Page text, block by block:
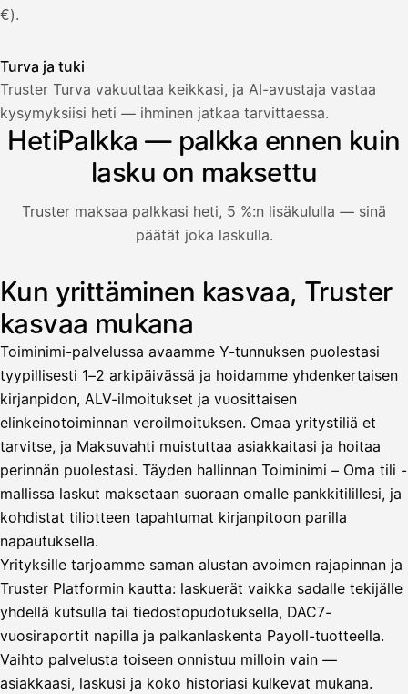
€).
Turva ja tuki
Truster Turva vakuuttaa keikkasi, ja AI-avustaja vastaa
kysymyksiisi heti — ihminen jatkaa tarvittaessa.
HetiPalkka — palkka ennen kuin
lasku on maksettu
Truster maksaa palkkasi heti, 5 %:n lisäkululla — sinä
päätät joka laskulla.
Kuvitus: käyttäjä nostaa palkan laskusta, jota asiakas ei
Palkka
Lasku · Acme Oy
Odottaa maksua
Nosta palkkaa
Bruttopalkka
Ennakonpidätys
HetiPalkka
Ennen laskun maksua
Vahvista
Palkka maksussa
Kun yrittäminen kasvaa, Truster
kasvaa mukana
Toiminimi-palvelussa avaamme Y-tunnuksen puolestasi
tyypillisesti 1–2 arkipäivässä ja hoidamme yhdenkertaisen
kirjanpidon, ALV-ilmoitukset ja vuosittaisen
elinkeinotoiminnan veroilmoituksen. Omaa yritystiliä et
tarvitse, ja Maksuvahti muistuttaa asiakkaitasi ja hoitaa
perinnän puolestasi. Täyden hallinnan Toiminimi – Oma tili -
mallissa laskut maksetaan suoraan omalle pankkitilillesi, ja
kohdistat tiliotteen tapahtumat kirjanpitoon parilla
napautuksella.
Yrityksille tarjoamme saman alustan avoimen rajapinnan ja
Truster Platformin kautta: laskuerät vaikka sadalle tekijälle
yhdellä kutsulla tai tiedostopudotuksella, DAC7-
vuosiraportit napilla ja palkanlaskenta Payoll-tuotteella.
Vaihto palvelusta toiseen onnistuu milloin vain —
asiakkaasi, laskusi ja koko historiasi kulkevat mukana.